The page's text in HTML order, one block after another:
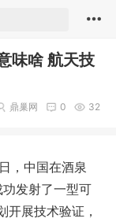
味啥 航天技
32
0
鼎巢网
，中国在酒泉
发射了一型可
开展技术验证，